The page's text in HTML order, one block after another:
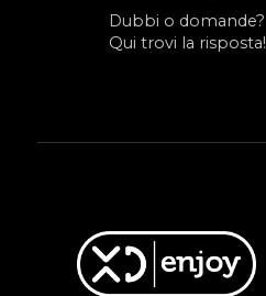
Dubbi o domande?
Qui trovi la risposta!